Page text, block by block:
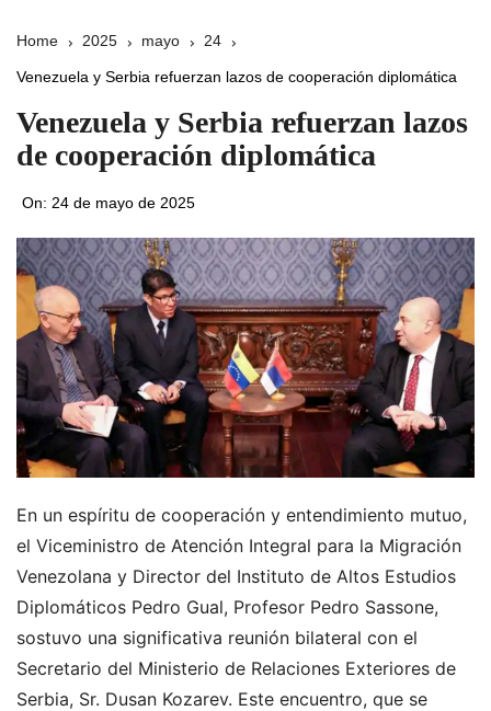
Home 2025 mayo 24
Venezuela y Serbia refuerzan lazos de cooperación diplomática
Venezuela y Serbia refuerzan lazos
de cooperación diplomática
On: 24 de mayo de 2025
En un espíritu de cooperación y entendimiento mutuo,
el Viceministro de Atención Integral para la Migración
Venezolana y Director del Instituto de Altos Estudios
Diplomáticos Pedro Gual, Profesor Pedro Sassone,
sostuvo una significativa reunión bilateral con el
Secretario del Ministerio de Relaciones Exteriores de
Serbia, Sr. Dusan Kozarev. Este encuentro, que se